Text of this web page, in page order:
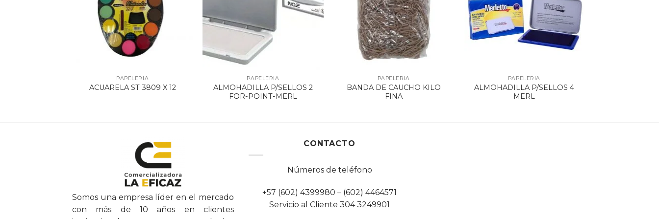
PAPELERIA
ACUARELA ST 3809 X 12
PAPELERIA
ALMOHADILLA P/SELLOS 2
FOR-POINT-MERL
PAPELERIA
BANDA DE CAUCHO KILO
FINA
PAPELERIA
ALMOHADILLA P/SELLOS 4
MERL
Somos una empresa líder en el mercado
con más de 10 años en clientes
CONTACTO
Números de teléfono
+57 (602) 4399980 – (602) 4464571
Servicio al Cliente 304 3249901